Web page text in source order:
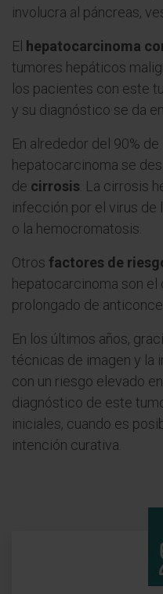
involucra al páncreas,
El hepatocarcinoma
tumores hepáticos
los pacientes con este
y su diagnóstico se da
En alrededor del 90% de
hepatocarcinoma se
de cirrosis . La cirrosis
infección por el virus de
o la hemocromatosis.
Otros factores de
hepatocarcinoma son
prolongado de
En los últimos años,
técnicas de imagen y la
con un riesgo elevado
diagnóstico de este
iniciales, cuando es
intención curativa.